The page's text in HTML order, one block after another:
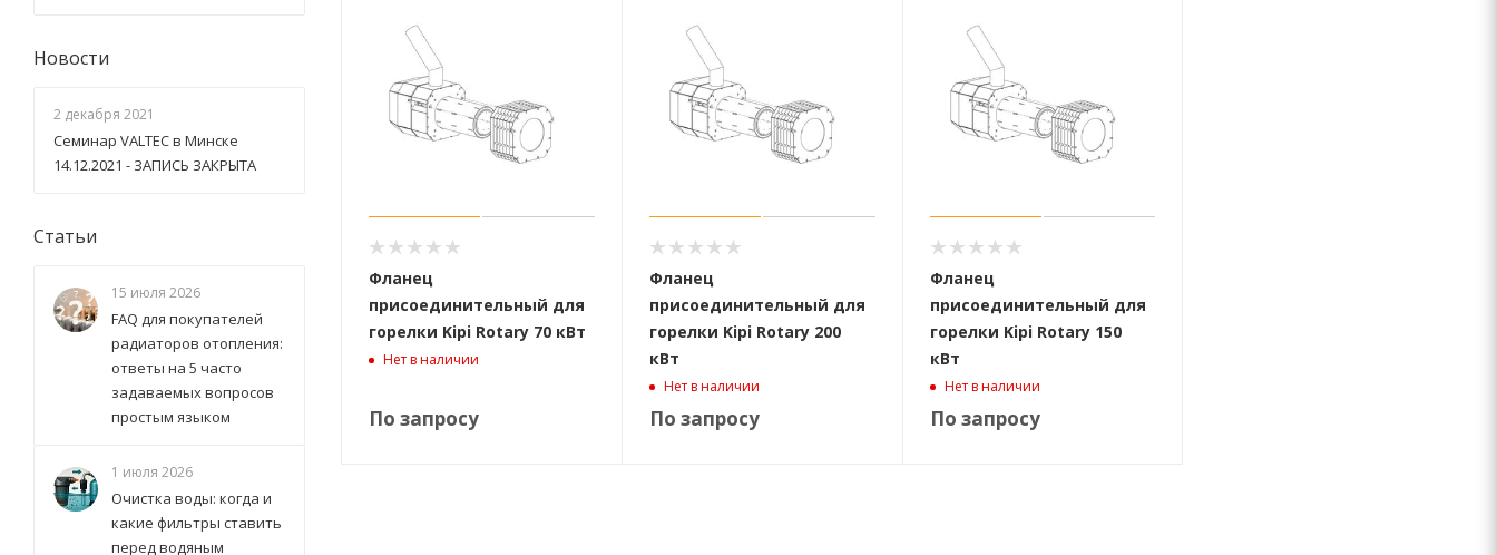
Фланец
присоединительный для
горелки Kipi Rotary 70 кВт
Нет в наличии
По запросу
Фланец
присоединительный для
горелки Kipi Rotary 200
кВт
Нет в наличии
По запросу
Фланец
присоединительный для
горелки Kipi Rotary 150
кВт
Нет в наличии
По запросу
Новости
2 декабря 2021
Семинар VALTEC в Минске
14.12.2021 - ЗАПИСЬ ЗАКРЫТА
Статьи
15 июля 2026
FAQ для покупателей
радиаторов отопления:
ответы на 5 часто
задаваемых вопросов
простым языком
1 июля 2026
Очистка воды: когда и
какие фильтры ставить
перед водяным